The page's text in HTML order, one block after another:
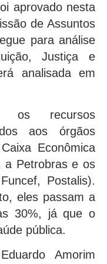
aprovado nesta
de Assuntos
para análise
Justiça e
analisada em
os recursos
aos órgãos
Econômica
a Petrobras e os
Postalis).
eles passam a
30%, já que o
pública.
Amorim